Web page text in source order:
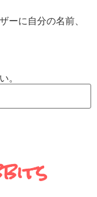
ーに自分の名前、
。